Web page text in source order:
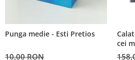
Punga medie - Esti Pretios
10,00 RON
cei